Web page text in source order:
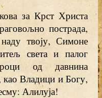
за Крст Христа
пострада,
твоју, Симоне
света и палог
од давнина
Владици и Богу,
Алилуја!